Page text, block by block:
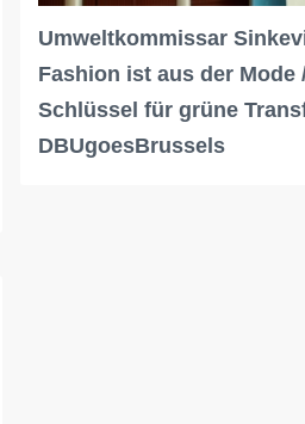
Umweltkommissar
Fashion ist aus der
Schlüssel für grüne
DBUgoesBrussels